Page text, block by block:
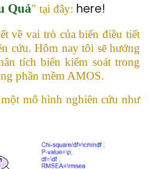
Quả" tại đây: here!
về vai trò của biến điều tiết
cứu. Hôm nay tôi sẽ hướng
tích biến kiểm soát trong
phần mềm AMOS.
mô hình nghiên cứu như